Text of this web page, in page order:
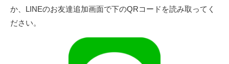
か、LINEのお友達追加画面で下のQRコードを読み取ってく
ださい。